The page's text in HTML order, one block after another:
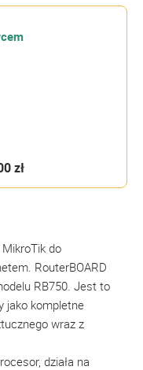
zł
do
RouterBOARD
RB750. Jest to
jako kompletne
wraz z
działa na